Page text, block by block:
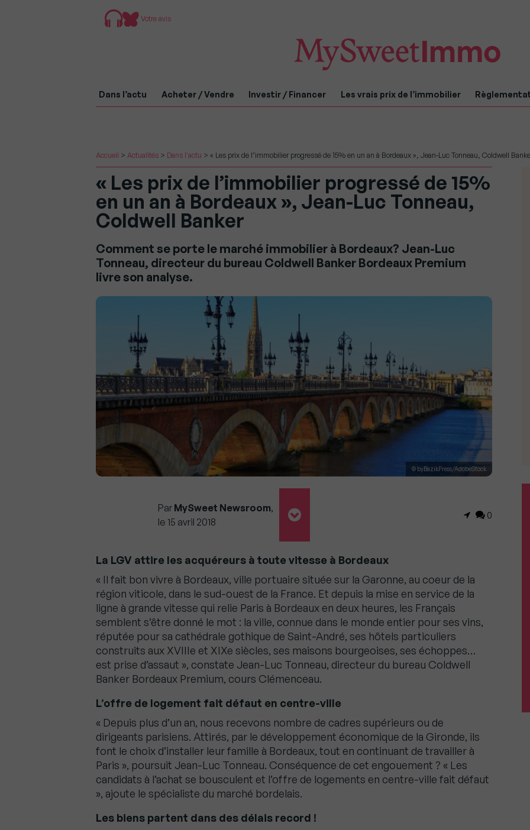
Votre avis
Dans l’actu Acheter / Vendre Investir / Financer Les vrais prix de l’immobilier
Accueil > Actualités > Dans l'actu > « Les prix de l’immobilier progressé de 15% en un an à Bordeaux », Jean-Luc Tonneau, Coldwell
« Les prix de l’immobilier progressé de 15%
en un an à Bordeaux », Jean-Luc Tonneau,
Coldwell Banker
Comment se porte le marché immobilier à Bordeaux? Jean-Luc
Tonneau, directeur du bureau Coldwell Banker Bordeaux Premium
livre son analyse.
© byBazikPress/AdobeStock
Par MySweet Newsroom,
le 15 avril 2018
0
La LGV attire les acquéreurs à toute vitesse à Bordeaux
« Il fait bon vivre à Bordeaux, ville portuaire située sur la Garonne, au coeur de la
région viticole, dans le sud-ouest de la France. Et depuis la mise en service de la
ligne à grande vitesse qui relie Paris à Bordeaux en deux heures, les Français
semblent s’être donné le mot : la ville, connue dans le monde entier pour ses vins,
réputée pour sa cathédrale gothique de Saint-André, ses hôtels particuliers
construits aux XVIIIe et XIXe siècles, ses maisons bourgeoises, ses échoppes…
est prise d’assaut », constate Jean-Luc Tonneau, directeur du bureau Coldwell
Banker Bordeaux Premium, cours Clémenceau.
L’offre de logement fait défaut en centre-ville
« Depuis plus d’un an, nous recevons nombre de cadres supérieurs ou de
dirigeants parisiens. Attirés, par le développement économique de la Gironde, ils
font le choix d’installer leur famille à Bordeaux, tout en continuant de travailler à
Paris », poursuit Jean-Luc Tonneau. Conséquence de cet engouement ? « Les
candidats à l’achat se bousculent et l’offre de logements en centre-ville fait défaut
», ajoute le spécialiste du marché bordelais.
Les biens partent dans des délais record !